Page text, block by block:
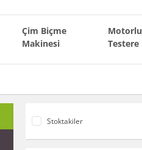
Çim Biçme
Makinesi
Motorlu
Testere
Stoktakiler